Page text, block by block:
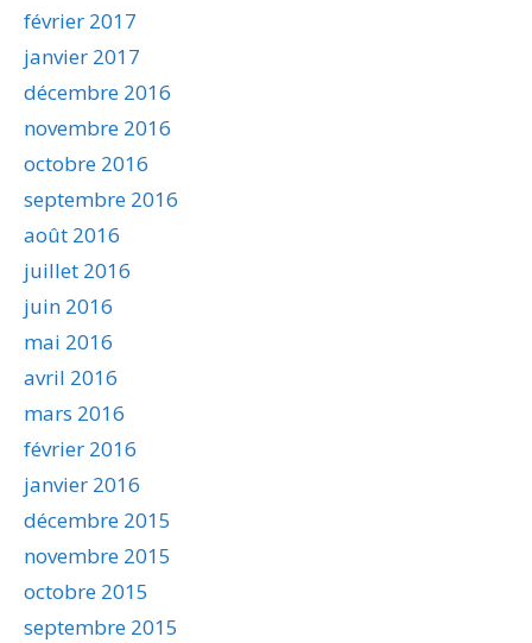
février 2017
janvier 2017
décembre 2016
novembre 2016
octobre 2016
septembre 2016
août 2016
juillet 2016
juin 2016
mai 2016
avril 2016
mars 2016
février 2016
janvier 2016
décembre 2015
novembre 2015
octobre 2015
septembre 2015